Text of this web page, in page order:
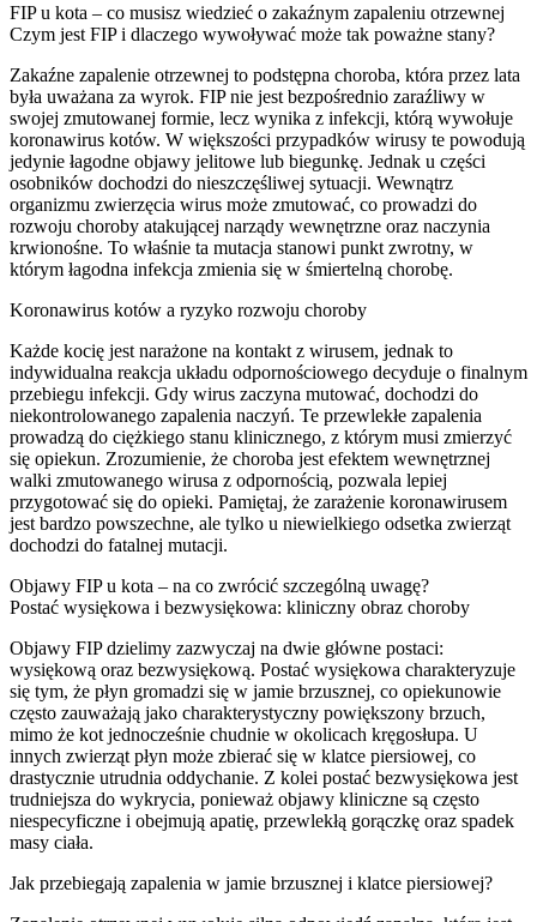
FIP u kota – co musisz wiedzieć o zakaźnym zapaleniu otrzewnej
Czym jest FIP i dlaczego wywoływać może tak poważne stany?
Zakaźne zapalenie otrzewnej to podstępna choroba, która przez lata
była uważana za wyrok. FIP nie jest bezpośrednio zaraźliwy w
swojej zmutowanej formie, lecz wynika z infekcji, którą wywołuje
koronawirus kotów. W większości przypadków wirusy te powodują
jedynie łagodne objawy jelitowe lub biegunkę. Jednak u części
osobników dochodzi do nieszczęśliwej sytuacji. Wewnątrz
organizmu zwierzęcia wirus może zmutować, co prowadzi do
rozwoju choroby atakującej narządy wewnętrzne oraz naczynia
krwionośne. To właśnie ta mutacja stanowi punkt zwrotny, w
którym łagodna infekcja zmienia się w śmiertelną chorobę.
Koronawirus kotów a ryzyko rozwoju choroby
Każde kocię jest narażone na kontakt z wirusem, jednak to
indywidualna reakcja układu odpornościowego decyduje o finalnym
przebiegu infekcji. Gdy wirus zaczyna mutować, dochodzi do
niekontrolowanego zapalenia naczyń. Te przewlekłe zapalenia
prowadzą do ciężkiego stanu klinicznego, z którym musi zmierzyć
się opiekun. Zrozumienie, że choroba jest efektem wewnętrznej
walki zmutowanego wirusa z odpornością, pozwala lepiej
przygotować się do opieki. Pamiętaj, że zarażenie koronawirusem
jest bardzo powszechne, ale tylko u niewielkiego odsetka zwierząt
dochodzi do fatalnej mutacji.
Objawy FIP u kota – na co zwrócić szczególną uwagę?
Postać wysiękowa i bezwysiękowa: kliniczny obraz choroby
Objawy FIP dzielimy zazwyczaj na dwie główne postaci:
wysiękową oraz bezwysiękową. Postać wysiękowa charakteryzuje
się tym, że płyn gromadzi się w jamie brzusznej, co opiekunowie
często zauważają jako charakterystyczny powiększony brzuch,
mimo że kot jednocześnie chudnie w okolicach kręgosłupa. U
innych zwierząt płyn może zbierać się w klatce piersiowej, co
drastycznie utrudnia oddychanie. Z kolei postać bezwysiękowa jest
trudniejsza do wykrycia, ponieważ objawy kliniczne są często
niespecyficzne i obejmują apatię, przewlekłą gorączkę oraz spadek
masy ciała.
Jak przebiegają zapalenia w jamie brzusznej i klatce piersiowej?